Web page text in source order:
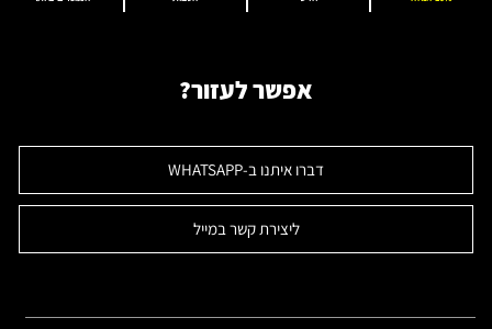
אפשר לעזור?
דברו איתנו ב-WHATSAPP
ליצירת קשר במייל